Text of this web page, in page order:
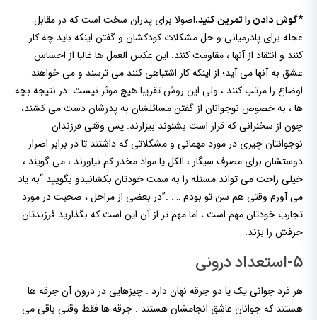
*گوش دادن را تمرین کنید.اصولا برای پدران سخت است که در مقابل
عجله برای پادرمیانی و حل مشکلات کودکشان و گفتن اینکه باید چه کار
کنند و انتقاد از آنها ، مقاومت کنند. این عکس العمل ها غالبا از احساس
عشق به آنها می آید؛ از اینکه کار اشتباهی کنند می ترسند و می خواهند
اوضاع را مرتب کنند ، ولی این روش تقریبا هیچ موثر نیست. در نتیجه بچه
ها ، به خصوص نوجوانان از گفتن مسائلشان به پدرشان دست می کشند،
چون از سخنرانی که قرار است بشنوند بیزارند. پس وقتی فرزندان
نوجوانتان چیزی در مورد مهمانی و مشکلاتی که داشتند تا در برابر اصرار
دوستشان برای مصرف سیگار ، الکل یا مواد مخدر کم نیاورند ، می گویند ،
خیلی راحت می تواند مسئله را به سمت خودتان بکشانیدو بگویید “به یاد
می آورم وقتی هم سن تو بودم …. .”در بعضی از مراحل ، صحبت در مورد
تجارب خودتان مهم است ، اما مهم تر از آن این است که بگذارید فرزندتان
حرفش را بزند.
5-استعداد درونی
هر فرد جوانی یک یا دو جرقه نهان دارد . چیزهایی در درون آن جرقه ها
هستند که جوانان عاشق انجامشان هستند . جرقه ها فقط وقتی باقی می